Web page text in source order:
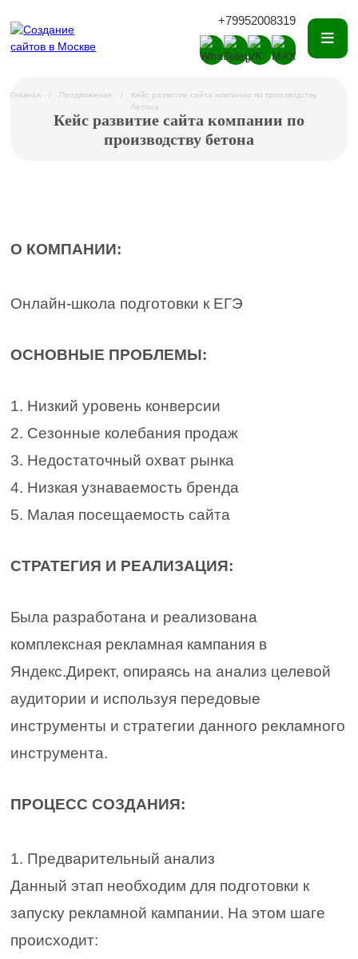
+79952008319
Главная Продвижение
Кейс развитие сайта компании по производству
бетона
Кейс развитие сайта компании по
производству бетона
О КОМПАНИИ:
Онлайн-школа подготовки к ЕГЭ
ОСНОВНЫЕ ПРОБЛЕМЫ:
1. Низкий уровень конверсии
2. Сезонные колебания продаж
3. Недостаточный охват рынка
4. Низкая узнаваемость бренда
5. Малая посещаемость сайта
СТРАТЕГИЯ И РЕАЛИЗАЦИЯ:
Была разработана и реализована
комплексная рекламная кампания в
Яндекс.Директ, опираясь на анализ целевой
аудитории и используя передовые
инструменты и стратегии данного рекламного
инструмента.
ПРОЦЕСС СОЗДАНИЯ:
1. Предварительный анализ
Данный этап необходим для подготовки к
запуску рекламной кампании. На этом шаге
происходит: